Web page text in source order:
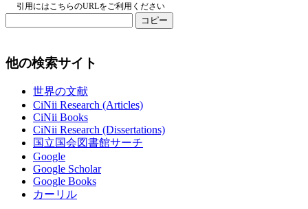
引用にはこちらのURLをご利用ください
コピー
他の検索サイト
世界の文献
CiNii Research (Articles)
CiNii Books
CiNii Research (Dissertations)
国立国会図書館サーチ
Google
Google Scholar
Google Books
カーリル